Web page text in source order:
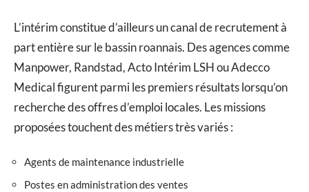
L’intérim constitue d’ailleurs un canal de recrutement à
part entière sur le bassin roannais. Des agences comme
Manpower, Randstad, Acto Intérim LSH ou Adecco
Medical figurent parmi les premiers résultats lorsqu’on
recherche des offres d’emploi locales. Les missions
proposées touchent des métiers très variés :
Agents de maintenance industrielle
Postes en administration des ventes